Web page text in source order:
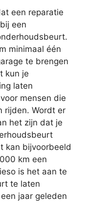
een reparatie
een
minimaal één
te brengen
kun je
laten
mensen die
rijden. Wordt er
het zijn dat je
kan bijvoorbeeld
km een
is het aan te
te laten
jaar geleden